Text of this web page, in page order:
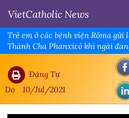
VietCatholic News
Trẻ em ở các bệnh viện Rôma
Thánh Cha Phanxicô khi ngài
Đặng Tự
Do
10/Jul/2021